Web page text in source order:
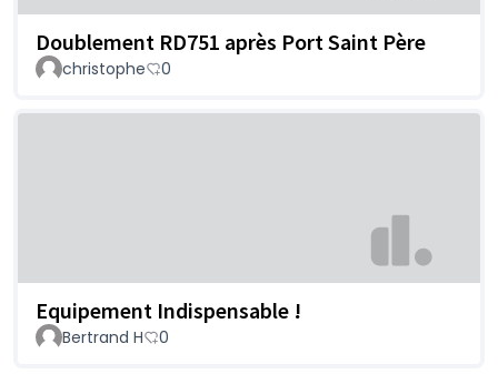
Doublement RD751 après Port Saint Père
christophe 0
Equipement Indispensable !
Bertrand H 0